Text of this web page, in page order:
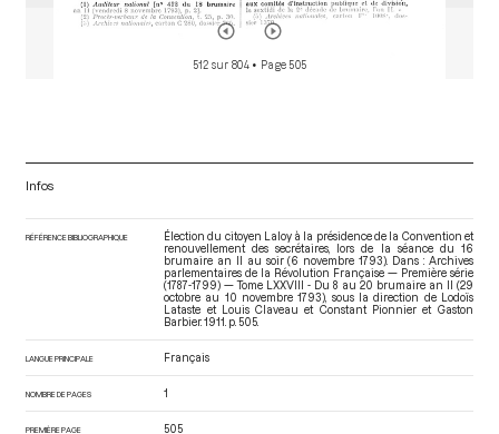
512 sur 804 • Page 505
Infos
RÉFÉRENCE BIBLIOGRAPHIQUE
Élection du citoyen Laloy à la présidence de la Convention et
renouvellement des secrétaires, lors de la séance du 16
brumaire an II au soir (6 novembre 1793). Dans : Archives
parlementaires de la Révolution Française — Première série
(1787-1799) — Tome LXXVIII - Du 8 au 20 brumaire an II (29
octobre au 10 novembre 1793) , sous la direction de Lodoïs
Lataste et Louis Claveau et Constant Pionnier et Gaston
Barbier. 1911. p. 505.
LANGUE PRINCIPALE Français
NOMBRE DE PAGES 1
PREMIÈRE PAGE 505